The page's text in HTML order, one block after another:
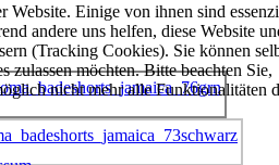
Website. Einige von ihnen sind
andere uns helfen, diese Website
(Tracking Cookies). Sie können
zulassen möchten. Bitte beachten Sie,
nicht mehr alle Funktionalitäten